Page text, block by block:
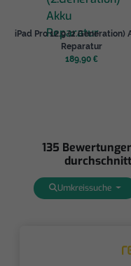
iPad Pro 12.9 (2.Generation)
Reparatur
189,90 €
135
Umkreissuche